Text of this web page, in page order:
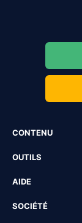
CONTENU
OUTILS
AIDE
SOCIÉTÉ